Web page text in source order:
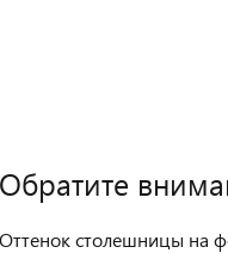
Обратите
Оттенок столешницы на